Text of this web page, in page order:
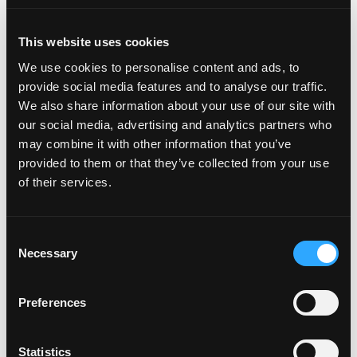
This website uses cookies
We use cookies to personalise content and ads, to
provide social media features and to analyse our traffic.
We also share information about your use of our site with
our social media, advertising and analytics partners who
may combine it with other information that you’ve
provided to them or that they’ve collected from your use
of their services.
Selection
Necessary
Preferences
Statistics
Mangos mezclados, cebolla, cilantro, lima y más conforman
Tacos de Pescado de Baja con Salsa de
Mango